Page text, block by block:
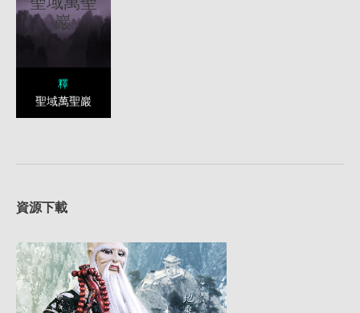
巖
釋
聖域萬聖巖
資源下載